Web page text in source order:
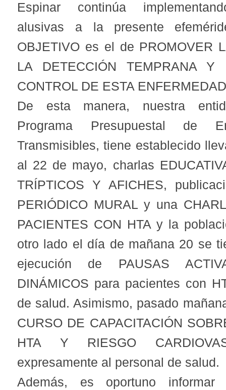
Espinar continúa
alusivas a la presente
OBJETIVO es el de PROMOVER
LA DETECCIÓN TEMPRANA Y
CONTROL DE ESTA
De esta manera, nuestra
Programa Presupuestal de
Transmisibles, tiene establecido
al 22 de mayo, charlas
TRÍPTICOS Y AFICHES,
PERIÓDICO MURAL y una
PACIENTES CON HTA y la
otro lado el día de mañana 20 se
ejecución de PAUSAS
DINÁMICOS para pacientes con
de salud. Asimismo, pasado
CURSO DE CAPACITACIÓN
HTA Y RIESGO
expresamente al personal de salud.
Además, es oportuno